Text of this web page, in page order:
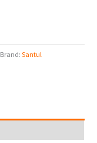
Brand:Santul